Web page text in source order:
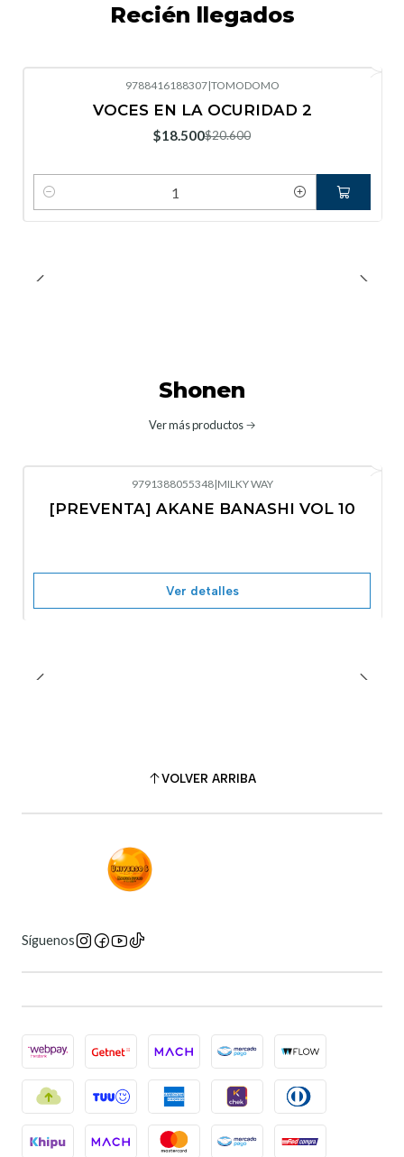
Recién llegados
9788416188307|TOMODOMO
VOCES EN LA OCURIDAD 2
$18.500$20.600
Cantidad
Shonen
Ver más productos
No disponible
9791388055348|MILKY WAY
[PREVENTA] AKANE BANASHI VOL 10
Ver detalles
VOLVER ARRIBA
Síguenos